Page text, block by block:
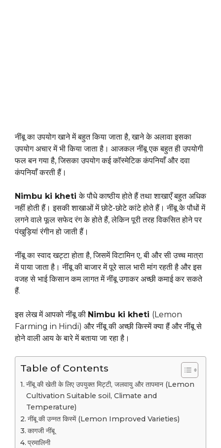
नींबू का उपयोग खाने में बहुत किया जाता है, खाने के अलावा इसका
उपयोग अचार में भी किया जाता है। आजकल नींबू एक बहुत ही उपयोगी
फल बन गया है, जिसका उपयोग कई कॉस्मेटिक कंपनियाँ और दवा
कंपनियाँ करती हैं।
Nimbu ki khetiके पौधे काष्ठीय होते हैं तथा शाखाएँ बहुत अधिक
नहीं होती हैं। इसकी शाखाओं में छोटे-छोटे कांटे होते हैं। नींबू के पौधों में
लगने वाले फूल सफेद रंग के होते हैं, लेकिन पूरी तरह विकसित होने पर
पंखुड़ियां रंगीन हो जाती हैं।
नींबू का स्वाद खट्टा होता है, जिसमें विटामिन ए, बी और सी उच्च मात्रा
में पाया जाता है। नींबू की बाजार में पूरे साल भारी मांग रहती है और इस
वजह से भाई किसान कम लागत में नींबू उगाकर अच्छी कमाई कर सकते
हैं.
इस लेख में आपको नींबू की Nimbu ki kheti (Lemon
Farming in Hindi) और नींबू की अच्छी किस्में क्या हैं और नींबू से
होने वाली आय के बारे में बताया जा रहा है।
Table of Contents
नींबू की खेती के लिए उपयुक्त मिट्टी, जलवायु और तापमान (Lemon
Cultivation Suitable soil, Climate and
Temperature)
नींबू की उन्नत किस्में (Lemon Improved Varieties)
कागजी नींबू
प्रमालिनी